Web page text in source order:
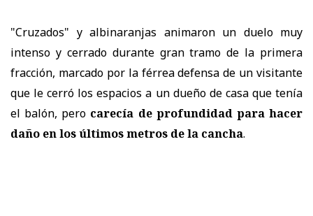
"Cruzados" y albinaranjas animaron un duelo muy
intenso y cerrado durante gran tramo de la primera
fracción, marcado por la férrea defensa de un visitante
que le cerró los espacios a un dueño de casa que tenía
el balón, pero carecía de profundidad para hacer
daño en los últimos metros de la cancha.